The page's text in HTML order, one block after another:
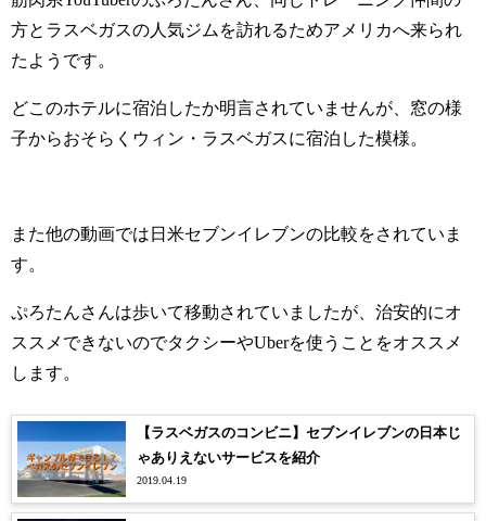
方とラスベガスの人気ジムを訪れるためアメリカへ来られ
たようです。
どこのホテルに宿泊したか明言されていませんが、窓の様
子からおそらくウィン・ラスベガスに宿泊した模様。
また他の動画では日米セブンイレブンの比較をされていま
す。
ぷろたんさんは歩いて移動されていましたが、治安的にオ
ススメできないのでタクシーやUberを使うことをオススメ
します。
【ラスベガスのコンビニ】セブンイレブンの日本じ
ゃありえないサービスを紹介
2019.04.19